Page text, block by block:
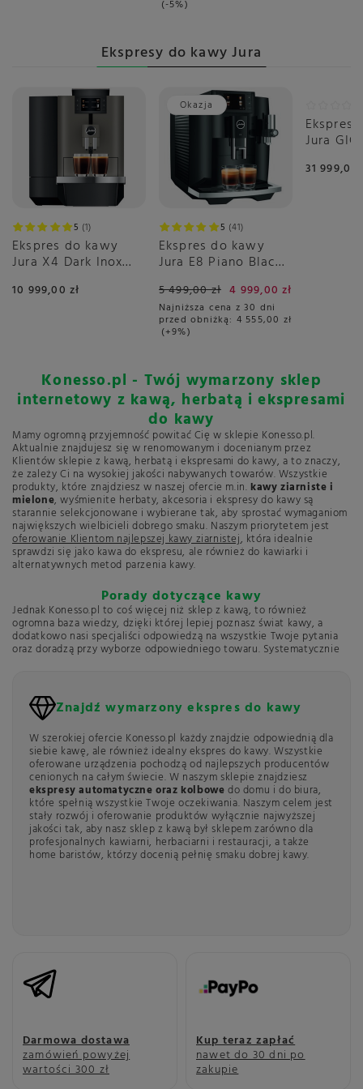
-5%
Ekspresy do kawy Jura
5 1
Ekspres do kawy
Jura X4 Dark Inox
10 999,00 zł
Okazja
5 41
Ekspres do kawy
Jura E8 Piano Black
5 499,00 zł 4 999,00 zł
Najniższa cena z 30 dni
przed obniżką: 4 555,00 zł
+9%
Ekspres
Jura
31 999,00
Znajdź wymarzony ekspres do kawy
W szerokiej ofercie Konesso.pl każdy znajdzie odpowiednią dla
siebie kawę, ale również idealny ekspres do kawy. Wszystkie
oferowane urządzenia pochodzą od najlepszych producentów
cenionych na całym świecie. W naszym sklepie znajdziesz
ekspresy automatyczne oraz kolbowedo domu i do biura,
które spełnią wszystkie Twoje oczekiwania. Naszym celem jest
stały rozwój i oferowanie produktów wyłącznie najwyższej
jakości tak, aby nasz sklep z kawą był sklepem zarówno dla
profesjonalnych kawiarni, herbaciarni i restauracji, a także
home baristów, którzy docenią pełnię smaku dobrej kawy.
Konesso.pl - Twój wymarzony sklep
internetowy z kawą, herbatą i ekspresami
do kawy
Mamy ogromną przyjemność powitać Cię w sklepie Konesso.pl.
Aktualnie znajdujesz się w renomowanym i docenianym przez
Klientów sklepie z kawą, herbatą i ekspresami do kawy, a to znaczy,
że zależy Ci na wysokiej jakości nabywanych towarów. Wszystkie
produkty, które znajdziesz w naszej ofercie m.in. kawy ziarniste i
mielone, wyśmienite herbaty, akcesoria i ekspresy do kawy są
starannie selekcjonowane i wybierane tak, aby sprostać wymaganiom
największych wielbicieli dobrego smaku. Naszym priorytetem jest
oferowanie Klientom najlepszej kawy ziarnistej, która idealnie
sprawdzi się jako kawa do ekspresu, ale również do kawiarki i
alternatywnych metod parzenia kawy.
Porady dotyczące kawy
Jednak Konesso.pl to coś więcej niż sklep z kawą, to również
ogromna baza wiedzy, dzięki której lepiej poznasz świat kawy, a
dodatkowo nasi specjaliści odpowiedzą na wszystkie Twoje pytania
oraz doradzą przy wyborze odpowiedniego towaru. Systematycznie
mogli stać się świadomymi konsumentami tego niezwykłego towaru.
Najlepsza włoska kawa
Mówiąc o dobrej kawie, na myśl przychodzą nam słoneczne Włochy,
które dla wielu są synonimem najlepszej kawy. To właśnie Włosi słyną
z bezgranicznej miłości do kawy i najlepszych palarni kawy na
świecie. Włoska kawa to jedna z głównych kategorii w naszym
sklepie, a do zaoferowania mamy wyśmienitewłoskie kawy
ziarnisteoraz włoskie kawy mielone. Miłośnicy tradycyjnych
włoskich napojów mogą nabyć m.in. kawy Lavazza, Bazzara, Cafe del
Faro czy Pellini, które umożliwią przygotowanie prawdziwego
włoskiego espresso lub aksamitnego cappuccino.
Darmowa dostawa
zamówień powyżej
wartości 300 zł
Kup teraz zapłać
nawet do 30 dni po
zakupie
Kawowa
podróż z
Trip
Coffee -